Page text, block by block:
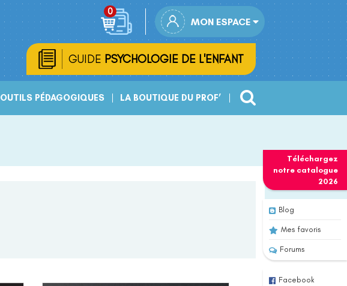
Téléchargez
notre catalogue
2026
Blog
Mes favoris
Forums
Facebook
MON ESPACE
GUIDE PSYCHOLOGIE DE L'ENFANT
OUTILS PÉDAGOGIQUES LA BOUTIQUE DU PROF’